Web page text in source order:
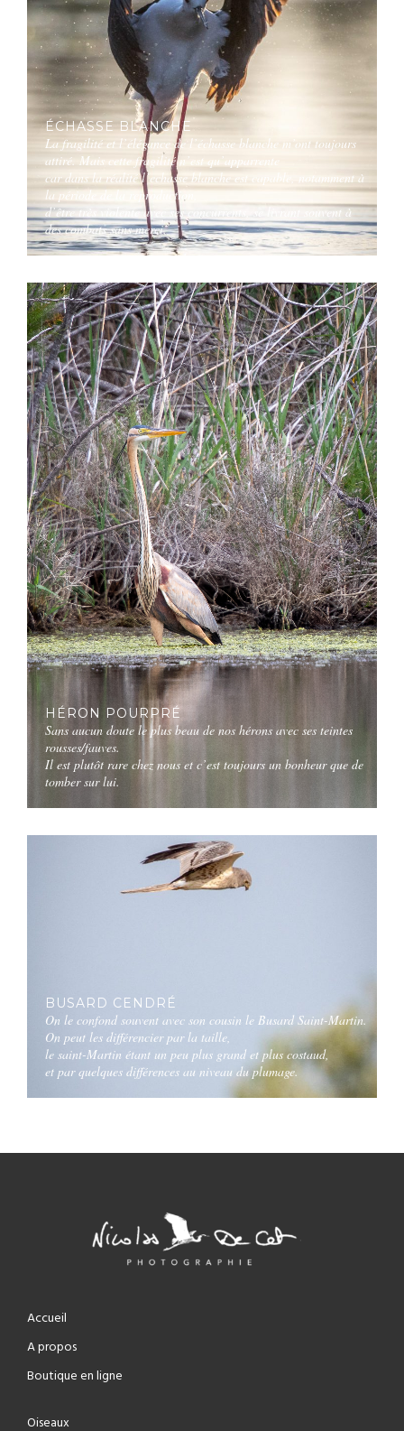
ÉCHASSE BLANCHE
La fragilité et l’élégance de l’échasse blanche m’ont toujours
attiré. Mais cette fragilité n’est qu’apparrente
car dans la réalité l’echasse blanche est capable, notamment à
la période de la reproduction,
d’être très violente avec ses concurrents, se livrant souvent à
des combats sans merci.
HÉRON POURPRÉ
Sans aucun doute le plus beau de nos hérons avec ses teintes
rousses/fauves.
Il est plutôt rare chez nous et c’est toujours un bonheur que de
tomber sur lui.
BUSARD CENDRÉ
On le confond souvent avec son cousin le Busard Saint-Martin.
On peut les différencier par la taille,
le saint-Martin étant un peu plus grand et plus costaud,
et par quelques différences au niveau du plumage.
Accueil
A propos
Boutique en ligne
Oiseaux